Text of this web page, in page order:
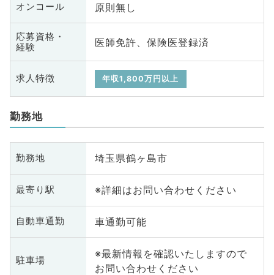
オンコール 原則無し
応募資格・
経験
医師免許、保険医登録済
求人特徴 年収1,800万円以上
勤務地
勤務地 埼玉県鶴ヶ島市
最寄り駅 ※詳細はお問い合わせください
自動車通勤 車通勤可能
駐車場
※最新情報を確認いたしますので
お問い合わせください